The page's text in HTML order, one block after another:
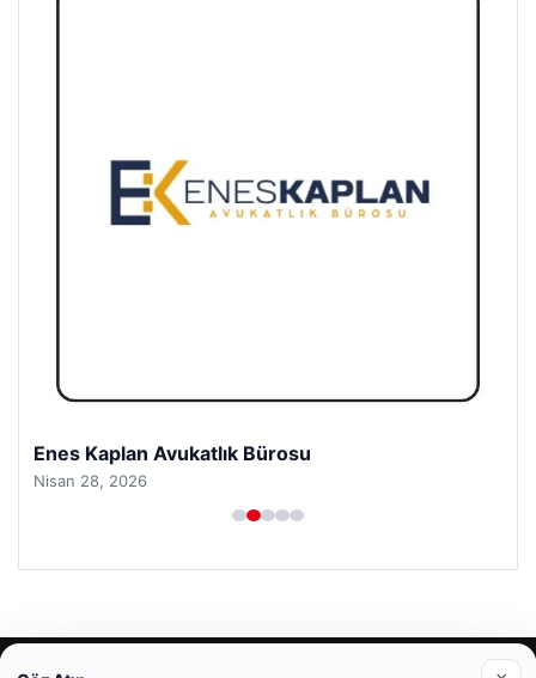
Enes Kaplan Avukatlık Bürosu
Nisan 28, 2026
© 2026 Şimdi Haber- Gündemden Taze Bilgiler